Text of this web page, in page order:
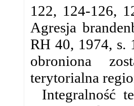
122, 124-126,
Agresja
RH 40, 1974, s.
obroniona
terytorialna
Integralność